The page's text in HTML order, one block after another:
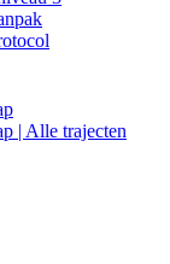
| Alle trajecten